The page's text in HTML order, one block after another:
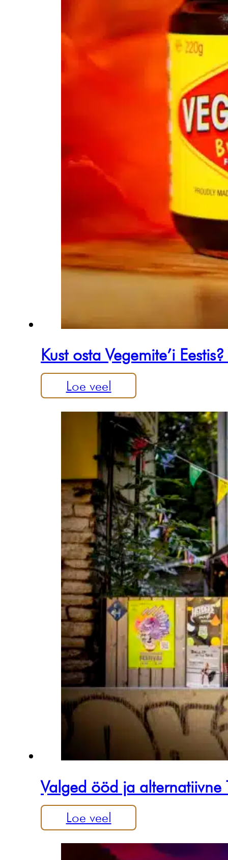
Kust osta Vegemite’i
Loe veel
Valged ööd ja alternatiivne
Loe veel